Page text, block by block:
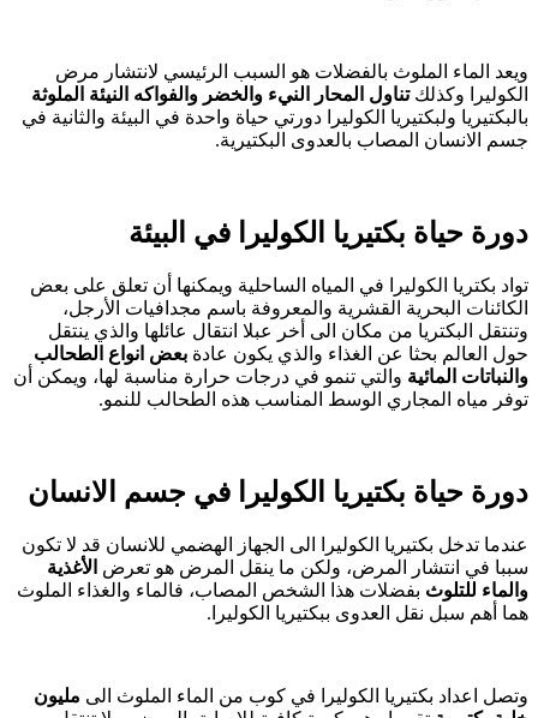
ويعد الماء الملوث بالفضلات هو السبب الرئيسي لانتشار مرض
الكوليرا وكذلكتناول المحار النيء والخضر والفواكه النيئة الملوثة
بالبكتيريا ولبكتيريا الكوليرا دورتي حياة واحدة في البيئة والثانية في
جسم الانسان المصاب بالعدوى البكتيرية.
دورة حياة بكتيريا الكوليرا في البيئة
تواد بكتريا الكوليرا في المياه الساحلية ويمكنها أن تعلق على بعض
الكائنات البحرية القشرية والمعروفة باسم مجدافيات الأرجل،
وتنتقل البكتريا من مكان الى أخر عبلا انتقال عائلها والذي ينتقل
حول العالم بحثا عن الغذاء والذي يكون عادة بعض انواع الطحالب
والنباتات المائية والتي تنمو في درجات حرارة مناسبة لها، ويمكن أن
توفر مياه المجاري الوسط المناسب هذه الطحالب للنمو.
دورة حياة بكتيريا الكوليرا في جسم الانسان
عندما تدخل بكتيريا الكوليرا الى الجهاز الهضمي للانسان قد لا تكون
سببا في انتشار المرض، ولكن ما ينقل المرض هو تعرض الأغذية
والماء للتلوث بفضلات هذا الشخص المصاب، فالماء والغذاء الملوث
هما أهم سبل نقل العدوى ببكتيريا الكوليرا.
وتصل اعداد بكتيريا الكوليرا في كوب من الماء الملوث الى مليون